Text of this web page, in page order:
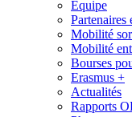
Équipe
Partenaires
Mobilité
Mobilité
Bourses
Erasmus +
Actualités
Rapports